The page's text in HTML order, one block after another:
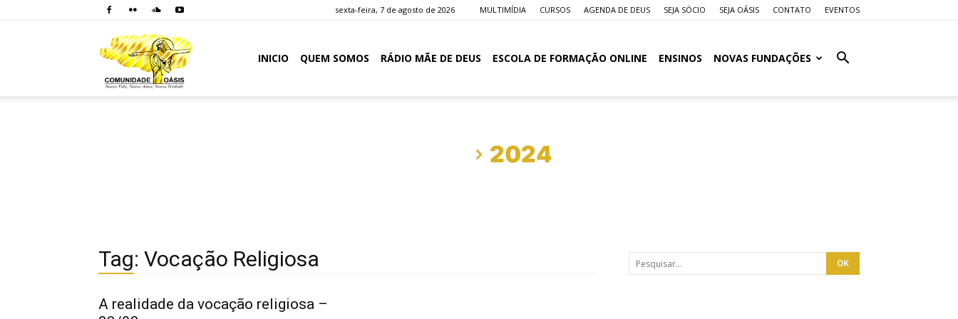
sexta-feira, 7 de agosto de 2026 MULTIMÍDIA CURSOS AGENDA DE DEUS SEJA SÓCIO SEJA OÁSIS CONTATO EVENTOS
INICIO QUEM SOMOS RÁDIO MÃE DE DEUS ESCOLA DE FORMAÇÃO ONLINE ENSINOS NOVAS FUNDAÇÕES
2024
Tag: Vocação Religiosa
A realidade da vocação religiosa –